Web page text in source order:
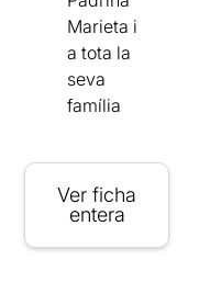
Marieta i
a tota la
seva
família
Ver ficha
entera